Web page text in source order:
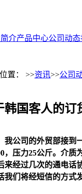
介产品中心公司动态
置： >>资讯>>公司
韩国客人的订
我公司的外贸部接
，压力25公斤。介质
来经过几次的通电话
我们将经短信的方式